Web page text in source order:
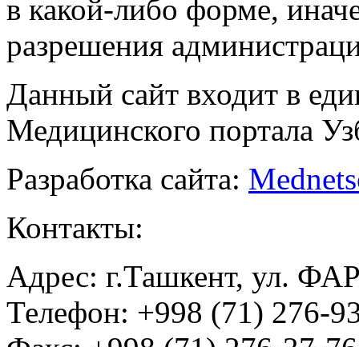
в какой-либо форме,
разрешения
Данный сайт входит в
Медицинского портала
Разработка сайта:
Контакты:
Адрес: г.Ташкент, ул.
Телефон: +998 (71) 276-